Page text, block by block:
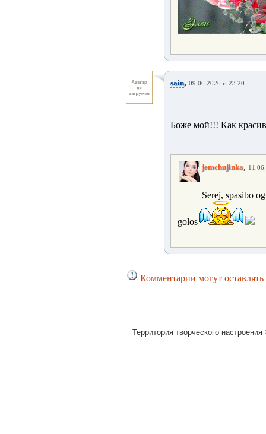
sain, 09.06.2026 г. 23:20
Боже мой!!! Как
jemchujinka,
Serej, spasibo
golos
Комментарии могут
Территория творческого